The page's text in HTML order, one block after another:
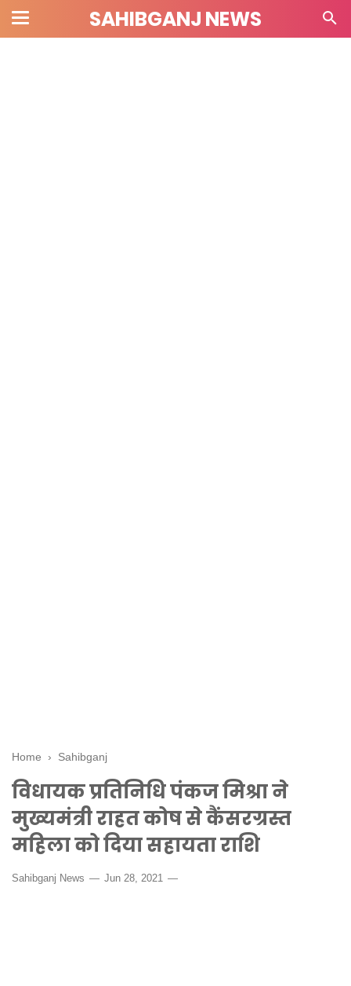
SAHIBGANJ NEWS
Home › Sahibganj
विधायक प्रतिनिधि पंकज मिश्रा ने
मुख्यमंत्री राहत कोष से कैंसरग्रस्त
महिला को दिया सहायता राशि
Sahibganj News Jun 28, 2021